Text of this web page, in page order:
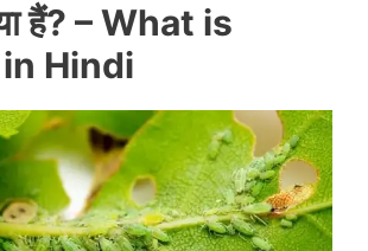
हैं? –What is
in Hindi